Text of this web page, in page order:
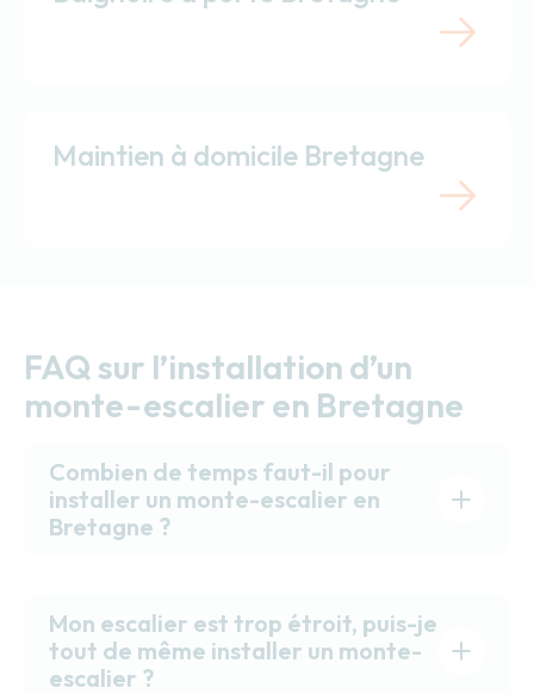
Maintien à domicile Bretagne
FAQ sur l’installation d’un
monte-escalier en Bretagne
Combien de temps faut-il pour
installer un monte-escalier en
Bretagne ?
Mon escalier est trop étroit, puis-je
tout de même installer un monte-
escalier ?